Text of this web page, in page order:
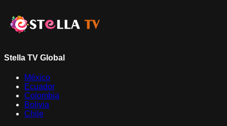
Stella TV Global
México
Ecuador
Colombia
Bolivia
Chile